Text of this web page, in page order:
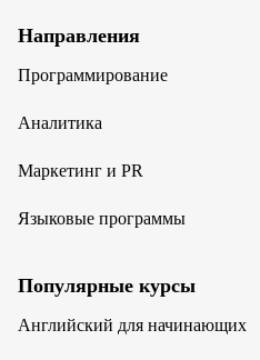
Направления
Программирование
Аналитика
Маркетинг и PR
Языковые программы
Популярные курсы
Английский для начинающих